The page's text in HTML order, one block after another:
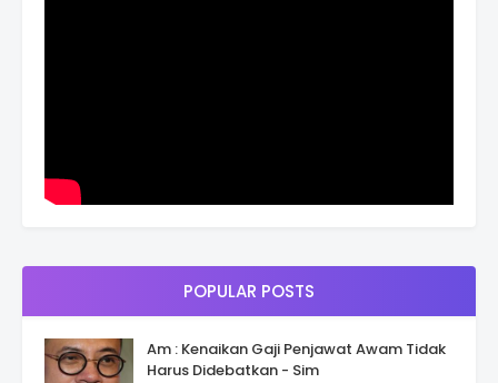
POPULAR POSTS
Am : Kenaikan Gaji Penjawat Awam Tidak
Harus Didebatkan - Sim